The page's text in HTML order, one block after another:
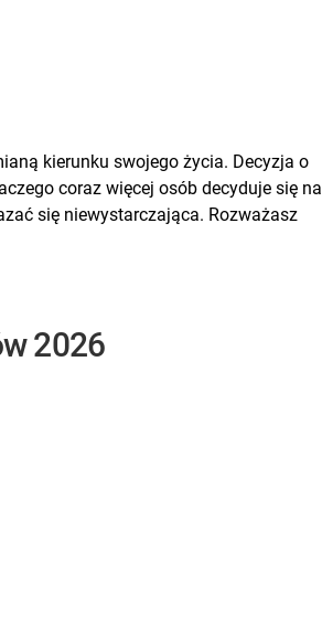
kierunku swojego życia. Decyzja o
coraz więcej osób decyduje się na
się niewystarczająca. Rozważasz
2026